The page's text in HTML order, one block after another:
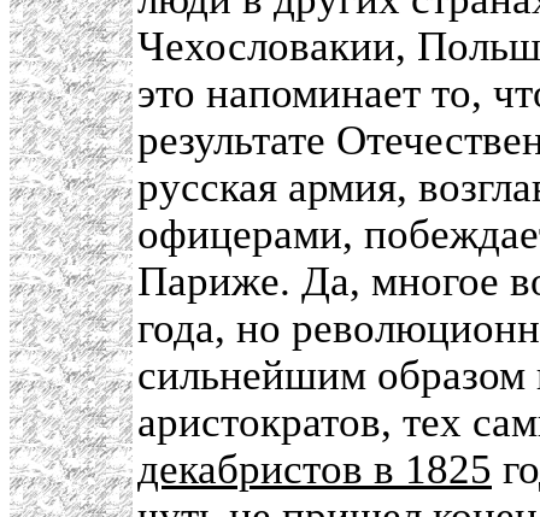
Чехословакии,
это напоминает то,
результате
русская армия,
офицерами,
Париже. Да, многое
года, но
сильнейшим образом
аристократов, тех
декабристов в 1825